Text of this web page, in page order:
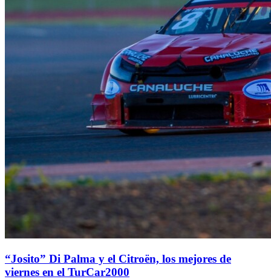
“Josito” Di Palma y el Citroën, los mejores de
viernes en el TurCar2000